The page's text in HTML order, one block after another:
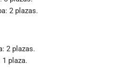
2 plazas.
2 plazas.
1 plaza.